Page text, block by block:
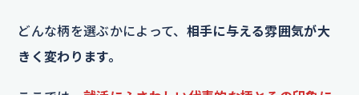
どんな柄を選ぶかによって、 相手に与える雰囲気が大
きく変わります。